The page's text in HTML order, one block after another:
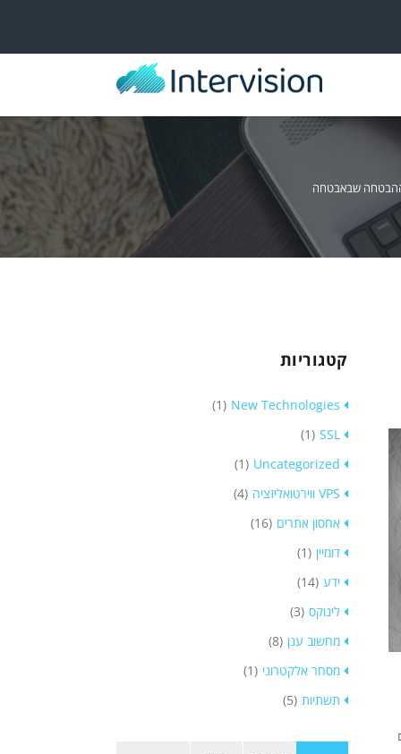
שבאבטחה
קטגוריות
New Technologies
(1)
SSL
(1)
Uncategorized
(1)
VPS ווירטואליזציה
(4)
אחסון אתרים (16)
דומיין (1)
ידע (14)
לינוקס (3)
מחשוב ענן (8)
מסחר אלקטרוני (1)
תשתיות (5)